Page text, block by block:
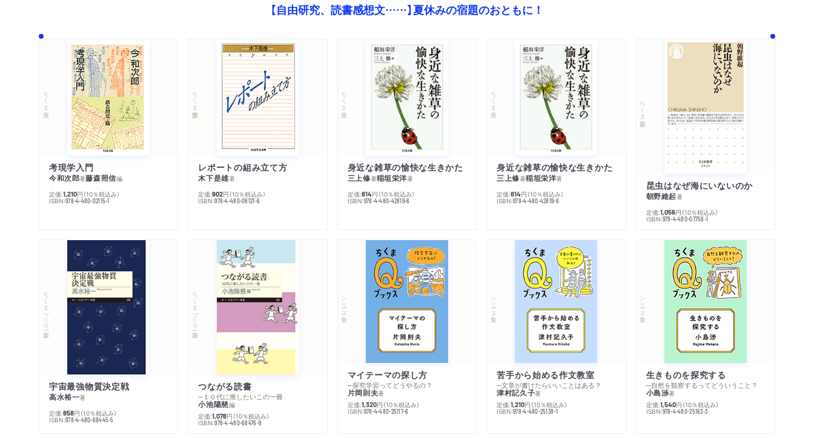
【自由研究、読書感想文……】夏休みの宿題のおともに！
ちくま文庫
考現学入門
今和次郎著藤森照信編
定価:1,210円 （10％税込み）
ISBN:978-4-480-02115-1
ちくま学芸文庫
レポートの組み立て方
木下是雄著
定価:902円 （10％税込み）
ISBN:978-4-480-08121-6
ちくま文庫
身近な雑草の愉快な生きかた
三上修著稲垣栄洋著
定価:814円 （10％税込み）
ISBN:978-4-480-42819-6
ちくま文庫
身近な雑草の愉快な生きかた
三上修著稲垣栄洋著
定価:814円 （10％税込み）
ISBN:978-4-480-42819-6
ちくま新書
昆虫はなぜ海にいないのか
朝野維起著
定価:1,056円 （10％税込み）
ISBN:978-4-480-07756-1
ちくまプリマー新書
宇宙最強物質決定戦
高水裕一著
定価:858円 （10％税込み）
ISBN:978-4-480-68445-5
ちくまプリマー新書
つながる読書
─１０代に推したいこの一冊
小池陽慈編
定価:1,078円 （10％税込み）
ISBN:978-4-480-68476-9
シリーズ・全集
マイテーマの探し方
─探究学習ってどうやるの？
片岡則夫著
定価:1,320円 （10％税込み）
ISBN:978-4-480-25117-6
シリーズ・全集
苦手から始める作文教室
─文章が書けたらいいことはある？
津村記久子著
定価:1,210円 （10％税込み）
ISBN:978-4-480-25138-1
シリーズ・全集
生きものを探究する
─自然を観察するってどういうこと？
小島渉著
定価:1,540円 （10％税込み）
ISBN:978-4-480-25163-3